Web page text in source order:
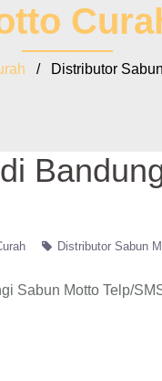
/ Distributor Sabun
Distributor Sabun
Sabun Motto Telp/